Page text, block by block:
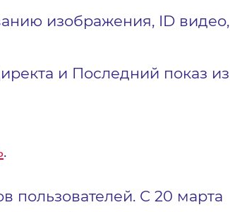
изображения, ID видео,
и Последний показ из
.
пользователей. С 20 марта